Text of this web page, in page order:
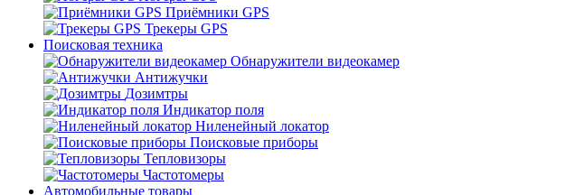
Приёмники GPS
Трекеры GPS
Поисковая техника
Обнаружители видеокамер
Антижучки
Дозимтры
Индикатор поля
Ниленейный локатор
Поисковые приборы
Тепловизоры
Частотомеры
Автомобильные товары